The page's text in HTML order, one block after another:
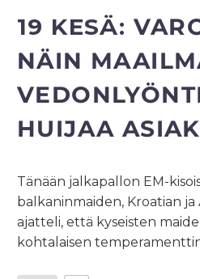
19 KESÄ:
NÄIN
HUIJAA
Tänään jalkapallon EM-
balkaninmaiden, Kroatian ja
ajatteli, että kyseisten
kohtalaisen